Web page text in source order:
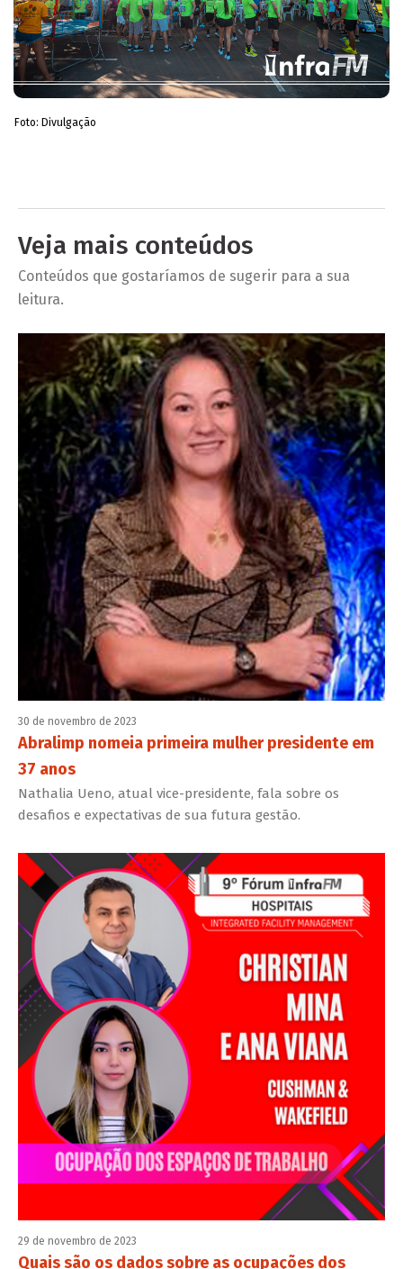
Foto: Divulgação
Veja mais conteúdos
Conteúdos que gostaríamos de sugerir para a sua
leitura.
30 de novembro de 2023
Abralimp nomeia primeira mulher presidente em
37 anos
Nathalia Ueno, atual vice-presidente, fala sobre os
desafios e expectativas de sua futura gestão.
29 de novembro de 2023
Quais são os dados sobre as ocupações dos